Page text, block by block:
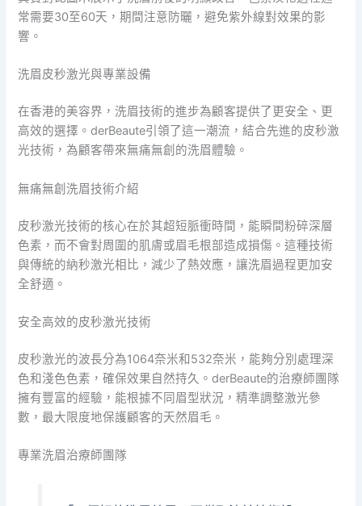
常需要30至60天，期間注意防曬，避免紫外線對效果的影
響。
洗眉皮秒激光與專業設備
在香港的美容界，洗眉技術的進步為顧客提供了更安全、更
高效的選擇。derBeaute引領了這一潮流，結合先進的皮秒激
光技術，為顧客帶來無痛無創的洗眉體驗。
無痛無創洗眉技術介紹
皮秒激光技術的核心在於其超短脈衝時間，能瞬間粉碎深層
色素，而不會對周圍的肌膚或眉毛根部造成損傷。這種技術
與傳統的納秒激光相比，減少了熱效應，讓洗眉過程更加安
全舒適。
安全高效的皮秒激光技術
皮秒激光的波長分為1064奈米和532奈米，能夠分別處理深
色和淺色色素，確保效果自然持久。derBeaute的治療師團隊
擁有豐富的經驗，能根據不同眉型狀況，精準調整激光參
數，最大限度地保護顧客的天然眉毛。
專業洗眉治療師團隊